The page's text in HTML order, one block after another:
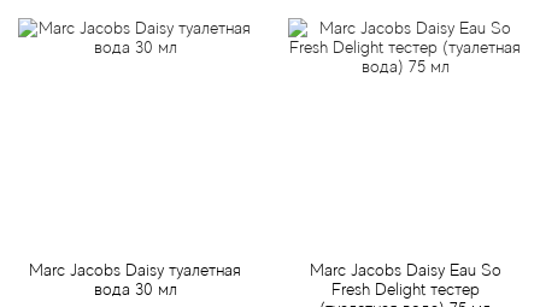
Marc Jacobs Daisy туалетная
вода 30 мл
Marc Jacobs Daisy Eau So
Fresh Delight тестер
Aramis